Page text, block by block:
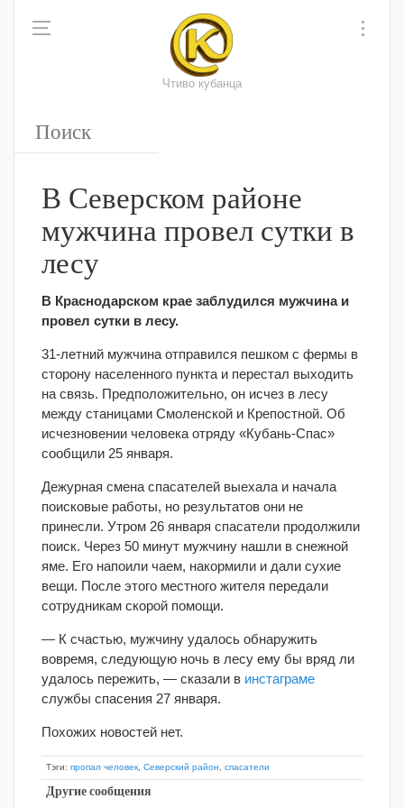
Чтиво кубанца
В Северском районе
мужчина провел сутки в
лесу
В Краснодарском крае заблудился мужчина и
провел сутки в лесу.
31-летний мужчина отправился пешком с фермы в
сторону населенного пункта и перестал выходить
на связь. Предположительно, он исчез в лесу
между станицами Смоленской и Крепостной. Об
исчезновении человека отряду «Кубань-Спас»
сообщили 25 января.
Дежурная смена спасателей выехала и начала
поисковые работы, но результатов они не
принесли. Утром 26 января спасатели продолжили
поиск. Через 50 минут мужчину нашли в снежной
яме. Его напоили чаем, накормили и дали сухие
вещи. После этого местного жителя передали
сотрудникам скорой помощи.
— К счастью, мужчину удалось обнаружить
вовремя, следующую ночь в лесу ему бы вряд ли
удалось пережить, — сказали в инстаграме
службы спасения 27 января.
Похожих новостей нет.
Тэги: пропал человек Северский район спасатели
Другие сообщения